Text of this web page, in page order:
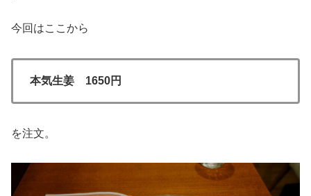
今回はここから
本気生姜 1650円
を注文。